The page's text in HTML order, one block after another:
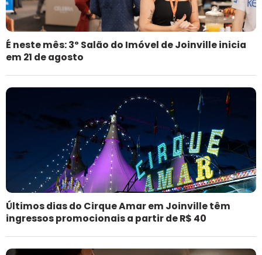
É neste mês: 3º Salão do Imóvel de Joinville inicia
em 21 de agosto
Últimos dias do Cirque Amar em Joinville têm
ingressos promocionais a partir de R$ 40